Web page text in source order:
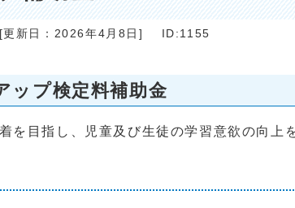
[更新日： 2026年4月8日] ID:1155
ップ検定料補助金
目指し、児童及び生徒の学習意欲の向上